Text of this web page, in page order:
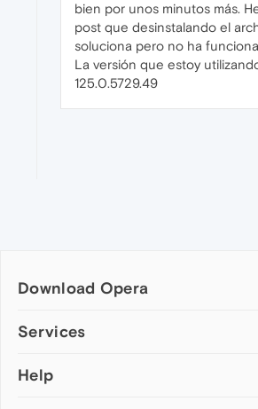
bien por unos minutos más.
post que desinstalando el
soluciona pero no ha
La versión que estoy
125.0.5729.49
Download Opera
Computer browsers
Opera for Mac
Services
Add-ons
Help